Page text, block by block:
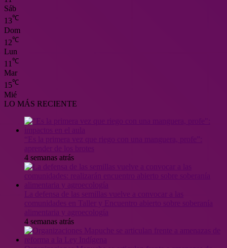
Sáb
13℃
Dom
12℃
Lun
11 ℃
Mar
15℃
Mié
LO MÁS RECIENTE
4 semanas atrás
4 semanas atrás